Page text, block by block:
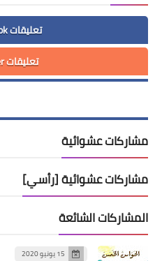
تعليقات Facebook
تعليقات Blogger
مشاركات عشوائية
مشاركات عشوائية [رأسي]
المشاركات الشائعة
15 يونيو 2020